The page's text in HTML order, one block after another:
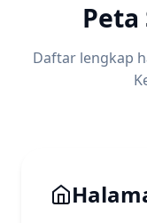
Daftar lengkap